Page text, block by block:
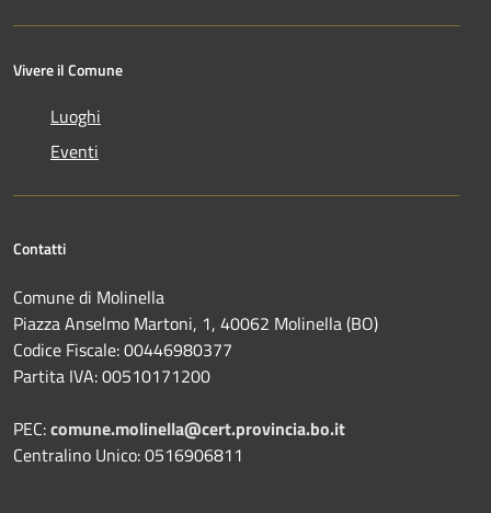
Vivere il Comune
Luoghi
Eventi
Contatti
Comune di Molinella
Piazza Anselmo Martoni, 1, 40062 Molinella (BO)
Codice Fiscale: 00446980377
Partita IVA: 00510171200
PEC:comune.molinella@cert.provincia.bo.it
Centralino Unico: 0516906811